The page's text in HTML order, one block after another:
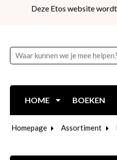
Deze Etos website
HOME BOEKEN
Homepage Assortiment